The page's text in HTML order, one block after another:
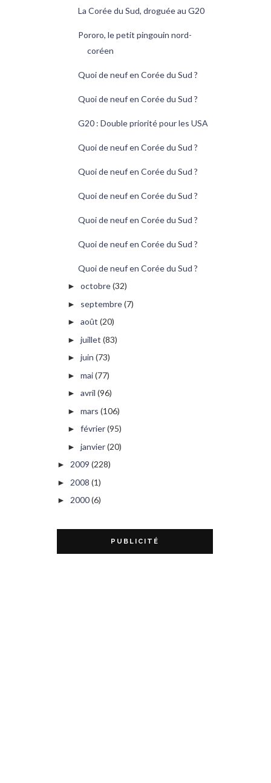
La Corée du Sud, droguée au G20
Pororo, le petit pingouin nord-
coréen
Quoi de neuf en Corée du Sud ?
Quoi de neuf en Corée du Sud ?
G20 : Double priorité pour les USA
Quoi de neuf en Corée du Sud ?
Quoi de neuf en Corée du Sud ?
Quoi de neuf en Corée du Sud ?
Quoi de neuf en Corée du Sud ?
Quoi de neuf en Corée du Sud ?
Quoi de neuf en Corée du Sud ?
► octobre(32)
► septembre(7)
► août (20)
► juillet (83)
► juin (73)
► mai(77)
► avril (96)
► mars (106)
► février(95)
► janvier(20)
► 2009 (228)
► 2008 (1)
► 2000(6)
PUBLICITÉ